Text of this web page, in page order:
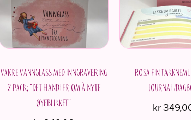
på
Vakre vannglass med inngravering
2 pack; “Det handler om å nyte
øyeblikket”
Rosa fin
journal/
kr